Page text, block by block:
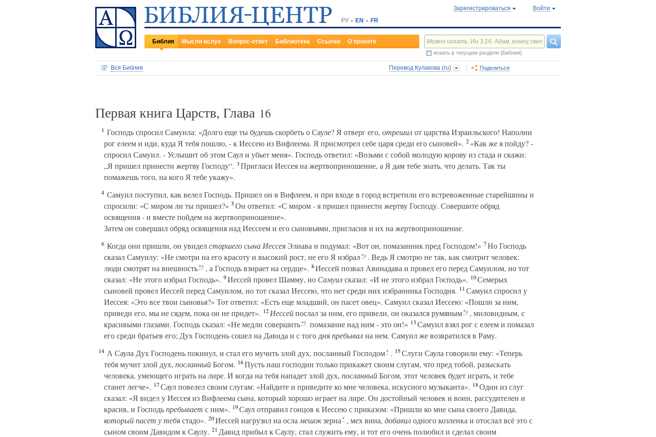
РУ EN FR
Зарегистрироваться Войти
Библия Мысли вслух Вопрос-ответ Библиотека Ссылки О проекте
искать в текущем разделе [Библия]
Вся Библия Перевод Кулакова (ru) Поделиться
Первая книга Царств, Глава 16
1 Господь спросил Самуила: «Долго еще ты будешь скорбеть о Сауле? Я отверг его, отрешилот царства Израильского! Наполни
рог елеем и иди, куда Я тебя пошлю, - к Иессею из Вифлеема. Я присмотрел себе царя среди его сыновей». 2«Как же я пойду? -
спросил Самуил. - Услышит об этом Саул и убьет меня». Господь ответил: «Возьми с собой молодую корову из стада и скажи:
„Я пришел принести жертву Господу“. 3Пригласи Иессея на жертвоприношение, а Я дам тебе знать, что делать. Так ты
помажешь того, на кого Я тебе укажу».
4 Самуил поступил, как велел Господь. Пришел он в Вифлеем, и при входе в город встретили его встревоженные старейшины и
спросили: «С миром ли ты пришел?» 5Он ответил: «С миром - я пришел принести жертву Господу. Совершите обряд
освящения - и вместе пойдем на жертвоприношение».
Затем он совершил обряд освящения над Иессеем и его сыновьями, пригласив и их на жертвоприношение.
6 Когда они пришли, он увиделстаршего сына Иессея Элиава и подумал: «Вот он, помазанник пред Господом!» 7Но Господь
сказал Самуилу: «Не смотри на его красоту и высокий рост, не его Я избрал*а . Ведь Я смотрю не так, как смотрит человек:
люди смотрят на внешность*б , а Господь взирает на сердце». 8Иессей позвал Авинадава и провел его перед Самуилом, но тот
сказал: «Не этого избрал Господь». 9Иессей провел Шамму, но Самуилсказал: «И не этого избрал Господь». 10Семерых
сыновей провел Иессей перед Самуилом, но тот сказал Иессею, что нет среди них избранника Господня. 11Самуил спросил у
Иессея: «Это все твои сыновья?» Тот ответил: «Есть еще младший, он пасет овец». Самуил сказал Иессею: «Пошли за ним,
приведи его, мы не сядем, пока он не придет». 12 Иессейпослал за ним, его привели, он оказался румяным*а , миловидным, с
красивыми глазами. Господь сказал: «Не медли совершить*б помазание над ним - это он!» 13Самуил взял рог с елеем и помазал
его среди братьев его; Дух Господень сошел на Давида и с того дняпребывална нем. Самуил же возвратился в Раму.
14 А Саула Дух Господень покинул, и стал его мучить злой дух, посланный Господом* . 15Слуги Саула говорили ему: «Теперь
тебя мучит злой дух, посланныйБогом. 16Пусть наш господин только прикажет своим слугам, что пред тобой, разыскать
человека, умеющего играть на лире. И когда на тебя нападет злой дух, посланныйБогом, этот человек будет играть, и тебе
станет легче». 17Саул повелел своим слугам: «Найдите и приведите ко мне человека, искусного музыканта». 18Один из слуг
сказал: «Я видел у Иессея из Вифлеема сына, который хорошо играет на лире. Он достойный человек и воин, рассудителен и
красив, и Господьпребывает с ним». 19Саул отправил гонцов к Иессею с приказом: «Пришли ко мне сына своего Давида,
которыйпасет у тебястадо». 20Иессей нагрузил на осла мешокзерна * , мех вина, добавилодного козленка и отослал всё это с
сыном своим Давидом к Саулу. 21Давид прибыл к Саулу, стал служить ему, и тот его очень полюбил и сделал своим